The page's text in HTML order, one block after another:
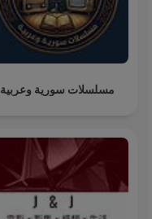
مسلسلات سورية وعربية